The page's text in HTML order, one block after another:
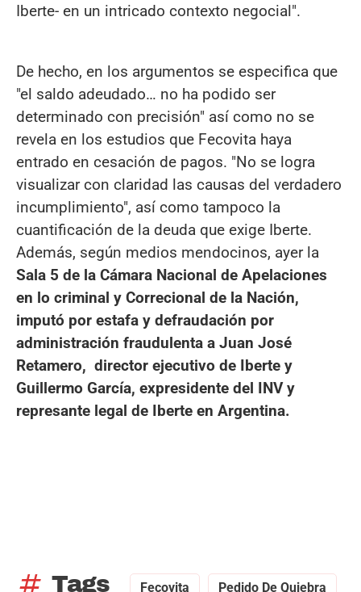
Iberte- en un intricado contexto negocial".
De hecho, en los argumentos se especifica que
"el saldo adeudado… no ha podido ser
determinado con precisión" así como no se
revela en los estudios que Fecovita haya
entrado en cesación de pagos. "No se logra
visualizar con claridad las causas del verdadero
incumplimiento", así como tampoco la
cuantificación de la deuda que exige Iberte.
Además, según medios mendocinos, ayer la
Sala 5 de la Cámara Nacional de Apelaciones
en lo criminal y Correcional de la Nación,
imputó por estafa y defraudación por
administración fraudulenta a Juan José
Retamero, director ejecutivo de Iberte y
Guillermo García, expresidente del INV y
represante legal de Iberte en Argentina.
tag Tags Fecovita Pedido De Quiebra